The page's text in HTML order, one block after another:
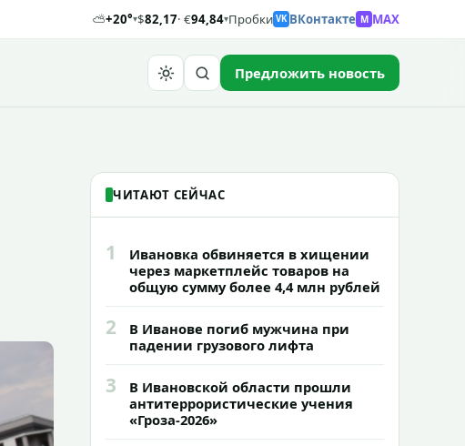
⛅+20°▾$82,17· €94,84▾Пробки VK ВКонтакте M MAX
Предложить новость
ЧИТАЮТ СЕЙЧАС
1
Ивановка обвиняется в хищении
через маркетплейс товаров на
общую сумму более 4,4 млн рублей
2
В Иванове погиб мужчина при
падении грузового лифта
3
В Ивановской области прошли
антитеррористические учения
«Гроза-2026»